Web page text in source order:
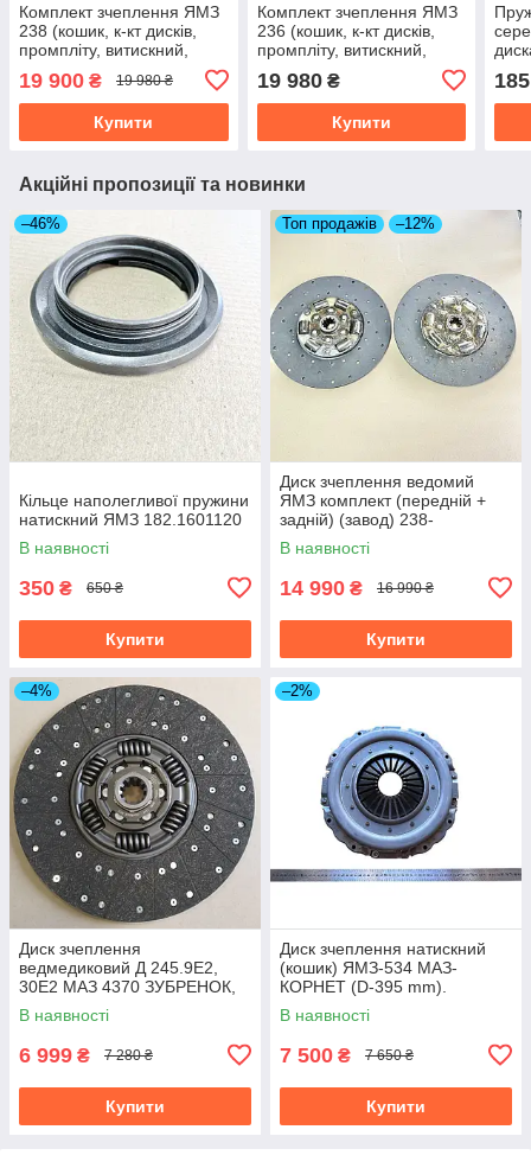
Комплект зчеплення ЯМЗ
238 (кошик, к-кт дисків,
промпліту, витискний,
шланг, АРС) 238-1600008-
05
19 900 ₴ 19 980 ₴
Купити
Комплект зчеплення ЯМЗ
236 (кошик, к-кт дисків,
промпліту, витискний,
шланг мастила, АРС) 236-
1600008-05
19 980₴
Купити
185
Акційні пропозиції та новинки
–46%
Кільце наполегливої пружини
натискний ЯМЗ 182.1601120
В наявності
350 ₴ 650 ₴
Купити
Топ продажів –12%
Диск зчеплення ведомий
ЯМЗ комплект (передній +
задній) (завод) 238-
1601130/31
В наявності
14 990 ₴ 16 990 ₴
Купити
–4%
Диск зчеплення
ведмедиковий Д 245.9Е2,
30Е2 МАЗ 4370 ЗУБРЕНОК,
MAN L2000, TGL (05 —) (381
878 002 307) 105084
В наявності
6 999 ₴ 7 280 ₴
Купити
–2%
Диск зчеплення натискний
(кошик) ЯМЗ-534 МАЗ-
КОРНЕТ (D-395 mm).
3482000463
В наявності
7 500 ₴ 7 650 ₴
Купити